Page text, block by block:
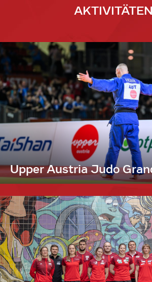
AKTIVITÄTEN
Upper Austria Judo